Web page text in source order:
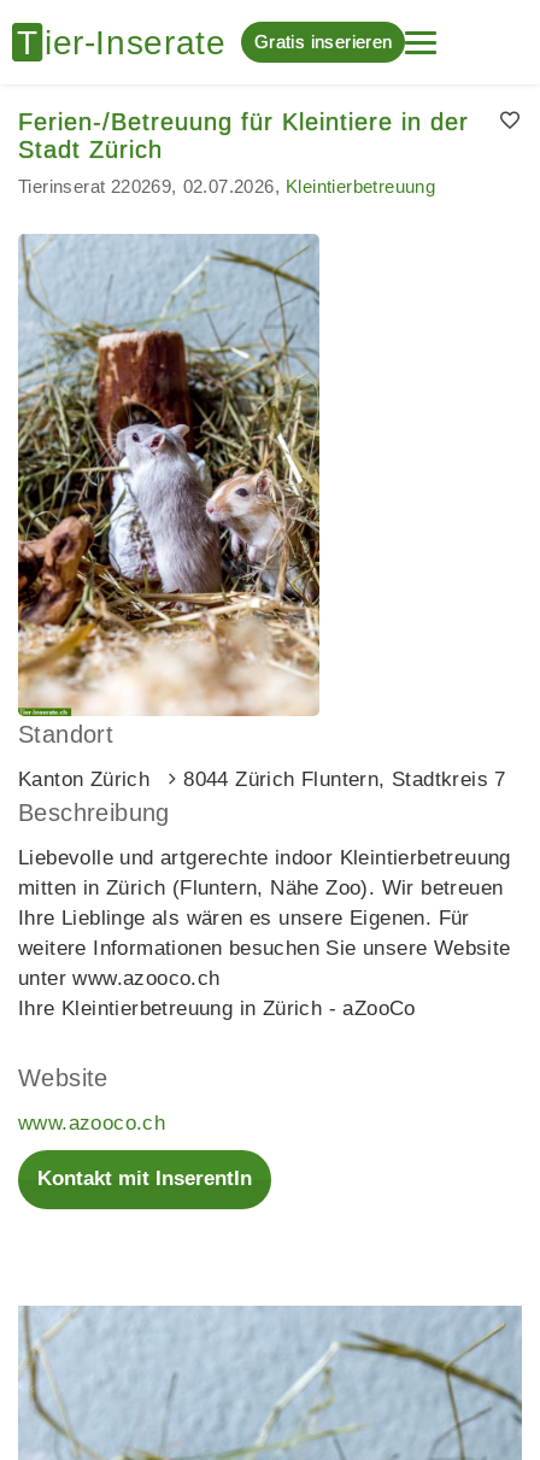
Gratis inserieren
Ferien-/Betreuung für Kleintiere in der
Stadt Zürich
Tierinserat 220269 02.07.2026 Kleintierbetreuung
Standort
Kanton Zürich 8044 Zürich Fluntern, Stadtkreis 7
Beschreibung
Liebevolle und artgerechte indoor Kleintierbetreuung
mitten in Zürich (Fluntern, Nähe Zoo). Wir betreuen
Ihre Lieblinge als wären es unsere Eigenen. Für
weitere Informationen besuchen Sie unsere Website
unter www.azooco.ch
Ihre Kleintierbetreuung in Zürich - aZooCo
Website
www.azooco.ch
Kontakt mit InserentIn